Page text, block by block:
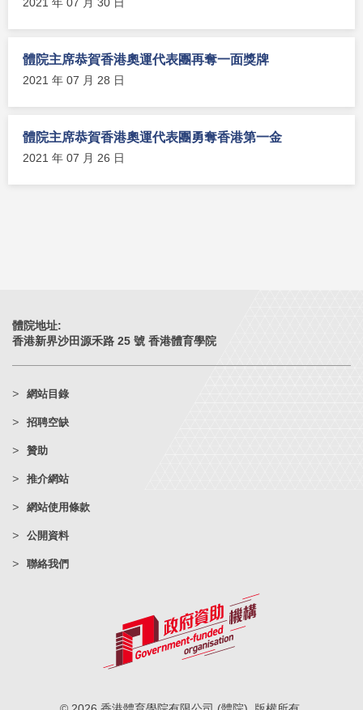
體院主席恭賀香港奧運代表團再奪一面獎牌
2021 年 07 月 28 日
體院主席恭賀香港奧運代表團勇奪香港第一金
2021 年 07 月 26 日
體院地址:
香港新界沙田源禾路 25 號 香港體育學院
網站目錄
招聘空缺
贊助
推介網站
網站使用條款
公開資料
聯絡我們